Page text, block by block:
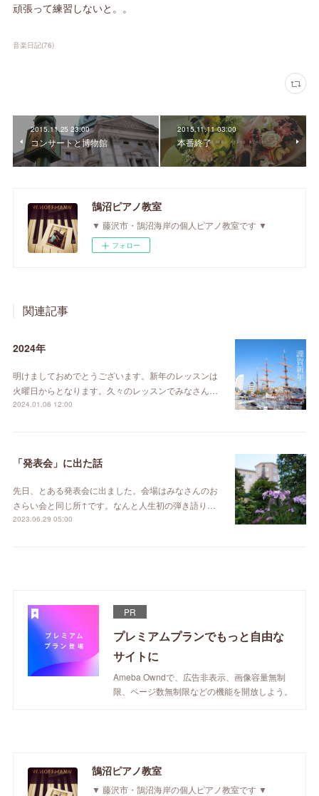
頑張って練習しないと。。
音楽日記(76)
2015.11.25 23:00
コンサートと博物館
2015.11.11 03:00
本番終了
鵠沼ピアノ教室
▼ 藤沢市・鵠沼海岸の個人ピアノ教室です ▼
フォロー
関連記事
2024年
明けましておめでとうございます。新年のレッスンは
火曜日からとなります。久々のレッスンでみなさん…
2024.01.06 12:00
「発表会」に出た話
先日、とある発表会に出ました。会場はみなさんのお
さらい会と同じ所↑です。なんと人生初の弾き語り…
2023.06.29 05:00
PR
プレミアムプランでもっと自由な
サイトに
Ameba Owndで、広告非表示、画像容量無制
限、ページ数無制限などの機能を開放しよう。
鵠沼ピアノ教室
▼ 藤沢市・鵠沼海岸の個人ピアノ教室です ▼